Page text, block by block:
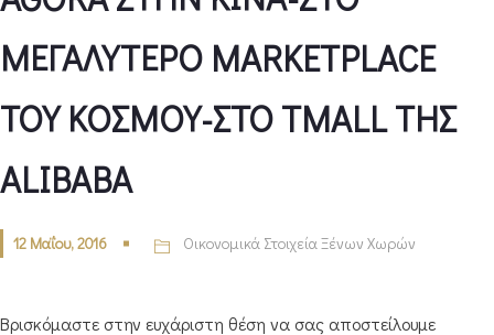
ΜΕΓΑΛΥΤΕΡΟ MARKETPLACE
ΤΟΥ ΚΟΣΜΟΥ-ΣΤΟ TMALL ΤΗΣ
ALIBABA
12 Μαΐου, 2016 Οικονομικά Στοιχεία Ξένων Χωρών
Βρισκόμαστε στην ευχάριστη θέση να σας αποστείλουμε